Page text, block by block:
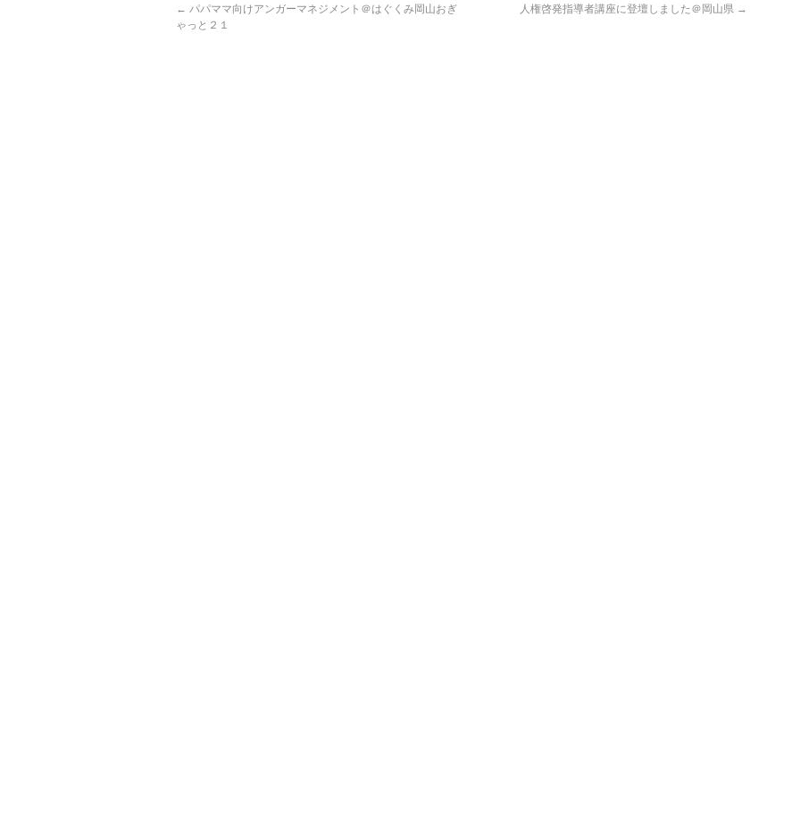
← パパママ向けアンガーマネジメント＠はぐくみ岡山おぎ
ゃっと２１
人権啓発指導者講座に登壇しました＠岡山県 →